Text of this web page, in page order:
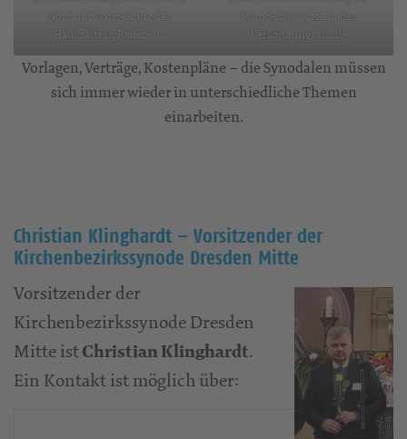
Nord mit Vorstellung des
Haushalts in Radebeul
Synode DD Mitte in der
Versöhnungskirche
Vorlagen, Verträge, Kostenpläne – die Synodalen müssen
sich immer wieder in unterschiedliche Themen
einarbeiten.
Christian Klinghardt – Vorsitzender der
Kirchenbezirkssynode Dresden Mitte
Vorsitzender der
Kirchenbezirkssynode Dresden
Mitte istChristian Klinghardt.
Ein Kontakt ist möglich über: